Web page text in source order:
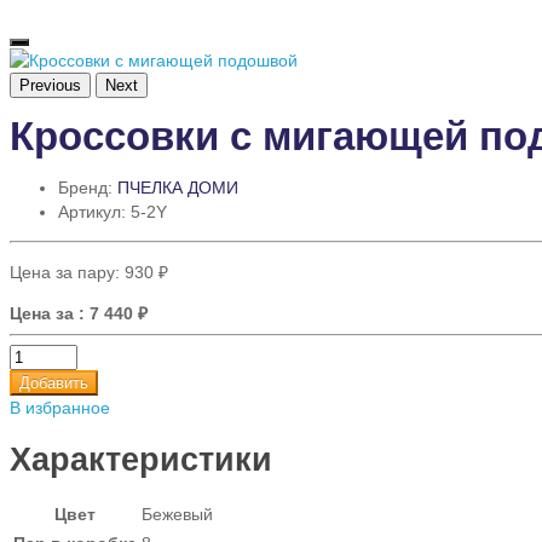
Previous Next
Кроссовки с мигающей
Бренд: ПЧЕЛКА ДОМИ
Артикул: 5-2Y
Цена за пару: 930 ₽
Цена за : 7 440 ₽
Добавить
В избранное
Характеристики
Цвет
Бежевый